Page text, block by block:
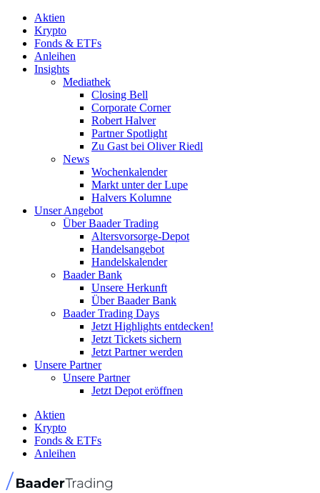
Aktien
Krypto
Fonds & ETFs
Anleihen
Insights
Mediathek
Closing Bell
Corporate Corner
Robert Halver
Partner Spotlight
Zu Gast bei Oliver Riedl
News
Wochenkalender
Markt unter der Lupe
Halvers Kolumne
Unser Angebot
Über Baader Trading
Altersvorsorge-Depot
Handelsangebot
Handelskalender
Baader Bank
Unsere Herkunft
Über Baader Bank
Baader Trading Days
Jetzt Highlights entdecken!
Jetzt Tickets sichern
Jetzt Partner werden
Unsere Partner
Unsere Partner
Jetzt Depot eröffnen
Aktien
Krypto
Fonds & ETFs
Anleihen